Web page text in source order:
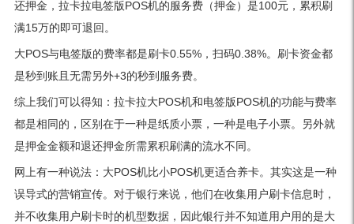
还押金，拉卡拉电签版POS机的服务费（押金）是100元，累积刷
满15万的即可退回。
大POS与电签版的费率都是刷卡0.55%，扫码0.38%。刷卡资金都
是秒到账且无需另外+3的秒到服务费。
综上我们可以得知：拉卡拉大POS机和电签版POS机的功能与费率
都是相同的，区别在于一种是纸质小票，一种是电子小票。另外就
是押金金额和退还押金所需累积刷满的流水不同。
网上有一种说法：大POS机比小POS机更适合养卡。其实这是一种
误导式的营销宣传。对于银行来说，他们在收集用户刷卡信息时，
并不收集用户刷卡时的机型数据，因此银行并不知道用户用的是大